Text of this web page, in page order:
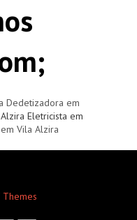
Dedetizadora em
Eletricista em
Vila Alzira
Themes